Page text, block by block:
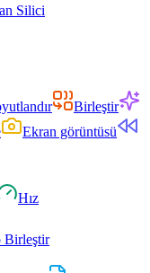
Silici
Birleştir
Ekran görüntüsü
Hız
Birleştir